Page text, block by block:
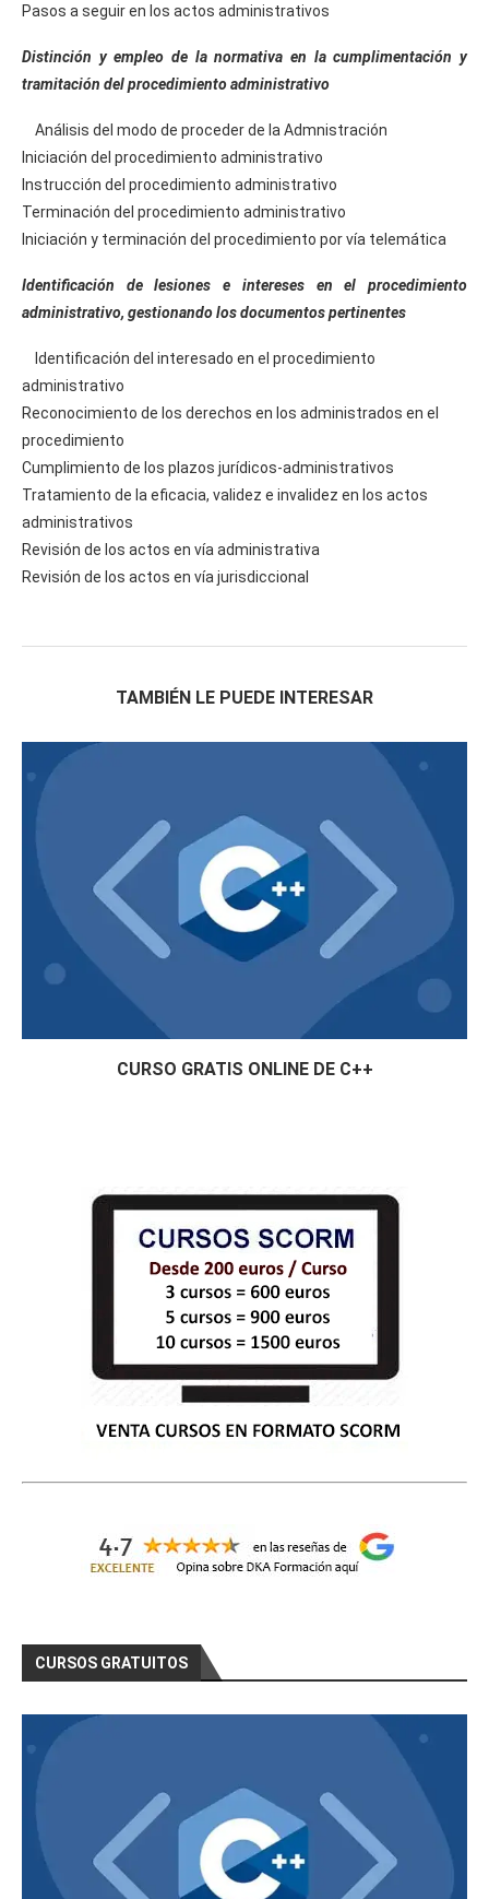
Pasos a seguir en los actos administrativos
Distinción y empleo de la normativa en la cumplimentación y
tramitación del procedimiento administrativo
Análisis del modo de proceder de la Admnistración
Iniciación del procedimiento administrativo
Instrucción del procedimiento administrativo
Terminación del procedimiento administrativo
Iniciación y terminación del procedimiento por vía telemática
Identificación de lesiones e intereses en el procedimiento
administrativo, gestionando los documentos pertinentes
Identificación del interesado en el procedimiento
administrativo
Reconocimiento de los derechos en los administrados en el
procedimiento
Cumplimiento de los plazos jurídicos-administrativos
Tratamiento de la eficacia, validez e invalidez en los actos
administrativos
Revisión de los actos en vía administrativa
Revisión de los actos en vía jurisdiccional
TAMBIÉN LE PUEDE INTERESAR
CURSO GRATIS ONLINE DE C++
CURSOS GRATUITOS